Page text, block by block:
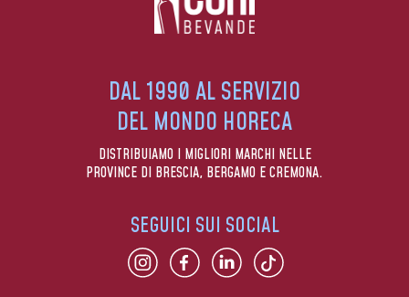
DAL 1990 AL SERVIZIO
DEL MONDO HORECA
DISTRIBUIAMO I MIGLIORI MARCHI NELLE
PROVINCE DI BRESCIA, BERGAMO E CREMONA.
SEGUICI SUI SOCIAL